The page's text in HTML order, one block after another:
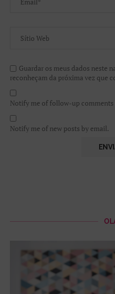
Guardar os meus dados neste
reconheçam da próxima vez que
Notify me of follow-up comments
Notify me of new posts by email.